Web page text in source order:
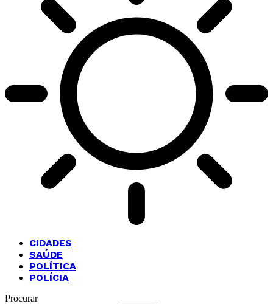
CIDADES
SAÚDE
POLÍTICA
POLÍCIA
Procurar